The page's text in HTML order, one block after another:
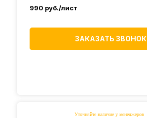
990 руб./лист
ЗАКАЗАТЬ ЗВОНОК